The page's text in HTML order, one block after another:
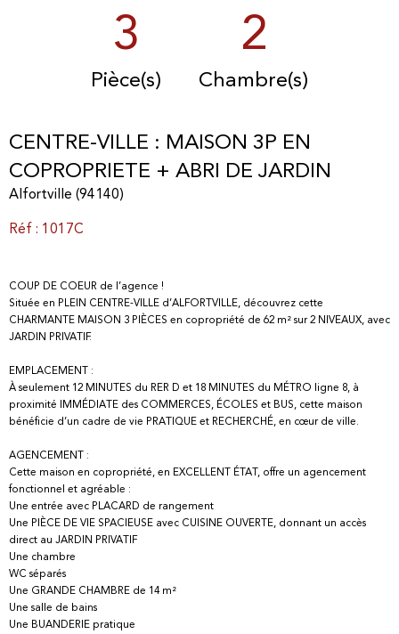
3
Pièce(s)
2
Chambre(s)
CENTRE-VILLE : MAISON 3P EN
COPROPRIETE + ABRI DE JARDIN
Alfortville (94140)
Réf : 1017C
COUP DE COEUR de l’agence !
Située en PLEIN CENTRE-VILLE d’ALFORTVILLE, découvrez cette
CHARMANTE MAISON 3 PIÈCES en copropriété de 62 m² sur 2 NIVEAUX, avec
JARDIN PRIVATIF.
EMPLACEMENT :
À seulement 12 MINUTES du RER D et 18 MINUTES du MÉTRO ligne 8, à
proximité IMMÉDIATE des COMMERCES, ÉCOLES et BUS, cette maison
bénéficie d’un cadre de vie PRATIQUE et RECHERCHÉ, en cœur de ville.
AGENCEMENT :
Cette maison en copropriété, en EXCELLENT ÉTAT, offre un agencement
fonctionnel et agréable :
Une entrée avec PLACARD de rangement
Une PIÈCE DE VIE SPACIEUSE avec CUISINE OUVERTE, donnant un accès
direct au JARDIN PRIVATIF
Une chambre
WC séparés
Une GRANDE CHAMBRE de 14 m²
Une salle de bains
Une BUANDERIE pratique